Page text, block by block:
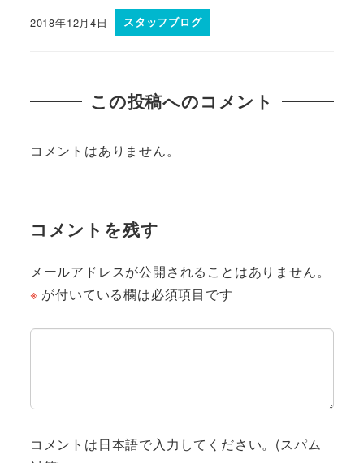
2018年12月4日 スタッフブログ
この投稿へのコメント
コメントはありません。
コメントを残す
メールアドレスが公開されることはありません。
※ が付いている欄は必須項目です
コメントは日本語で入力してください。(スパム